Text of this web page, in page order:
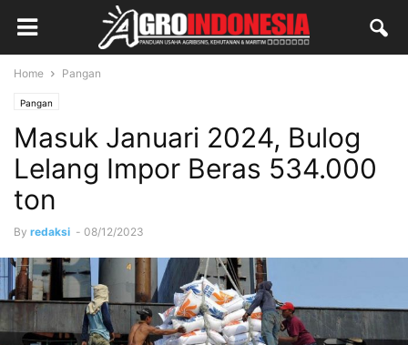
Home Pangan
Pangan
Masuk Januari 2024, Bulog
Lelang Impor Beras 534.000
ton
By redaksi - 08/12/2023